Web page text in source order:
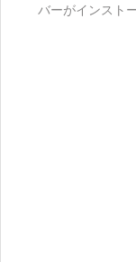
バーがインスト